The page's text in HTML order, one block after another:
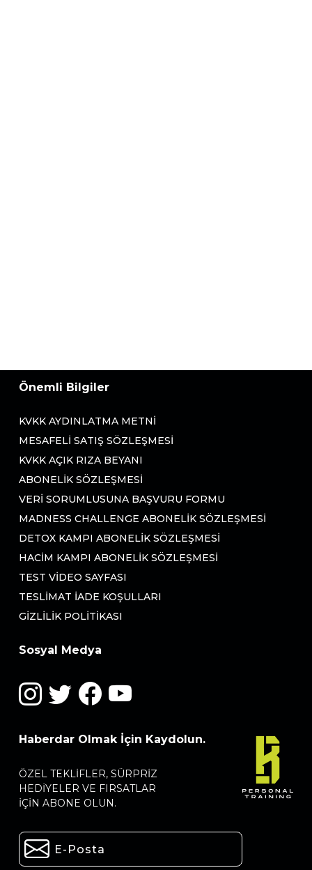
Önemli Bilgiler
KVKK AYDINLATMA METNI
MESAFELI SATIŞ SÖZLEŞMESI
KVKK AÇIK RIZA BEYANI
ABONELIK SÖZLEŞMESI
VERI SORUMLUSUNA BAŞVURU FORMU
MADNESS CHALLENGE ABONELIK SÖZLEŞMESI
DETOX KAMPI ABONELIK SÖZLEŞMESI
HACIM KAMPI ABONELIK SÖZLEŞMESI
TEST VIDEO SAYFASI
TESLIMAT İADE KOŞULLARI
GIZLILIK POLITIKASI
Sosyal Medya
Haberdar Olmak İçin Kaydolun.
ÖZEL TEKLIFLER, SÜRPRIZ
HEDIYELER VE FIRSATLAR
IÇIN ABONE OLUN.